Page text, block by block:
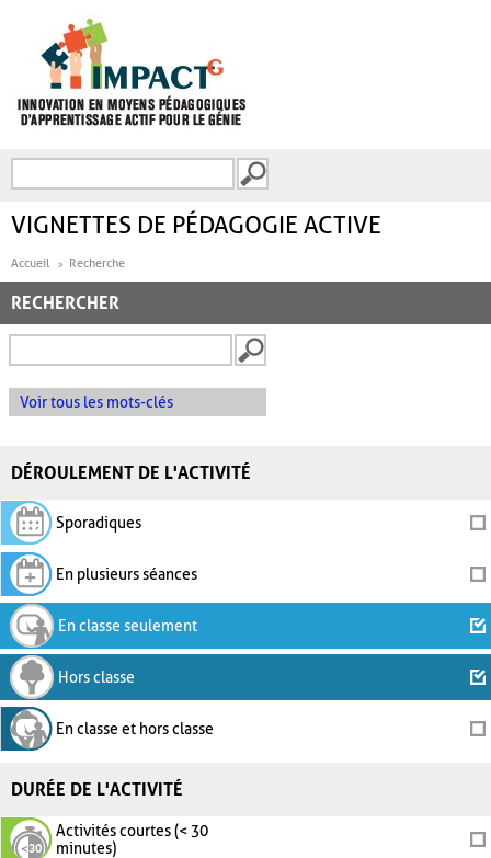
FORMULAIRE DE
VIGNETTES DE PÉDAGOGIE ACTIVE
Accueil Recherche
RECHERCHER
Voir tous les mots-clés
DÉROULEMENT DE L'ACTIVITÉ
Sporadiques
En plusieurs séances
En classe seulement
Hors classe
En classe et hors classe
DURÉE DE L'ACTIVITÉ
Activités courtes (< 30
minutes)